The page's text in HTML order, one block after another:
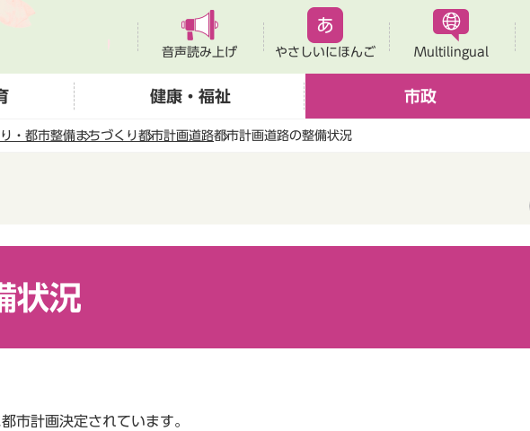
音声読み上げ やさしいにほんご Multilingual
健康・福祉 市政
・都市整備まちづくり都市計画道路都市計画道路の整備状況
状況
市計画決定されています。